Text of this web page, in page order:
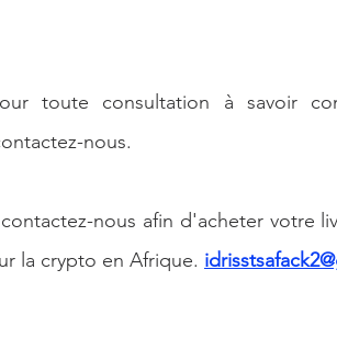
toute consultation à savoir
nous.
nous afin d'acheter votre
la crypto en Afrique.